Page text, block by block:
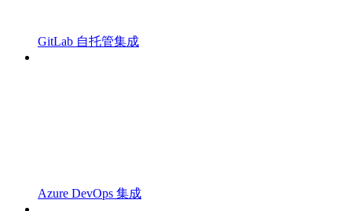
GitLab 自托管集成
Azure DevOps 集成